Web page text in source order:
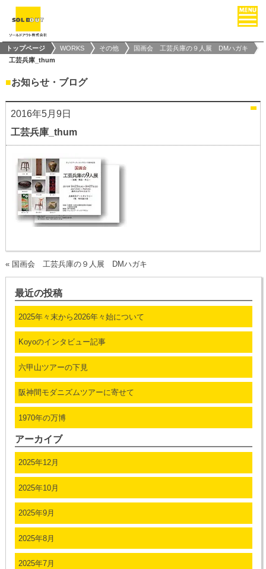
トップページ WORKS その他
国画会 工芸兵庫の９人展 DMハガキ
工芸兵庫_thum
■お知らせ・ブログ
2016年5月9日
工芸兵庫_thum
« 国画会 工芸兵庫の９人展 DMハガキ
最近の投稿
2025年々末から2026年々始について
Koyoのインタビュー記事
六甲山ツアーの下見
阪神間モダニズムツアーに寄せて
1970年の万博
アーカイブ
2025年12月
2025年10月
2025年9月
2025年8月
2025年7月